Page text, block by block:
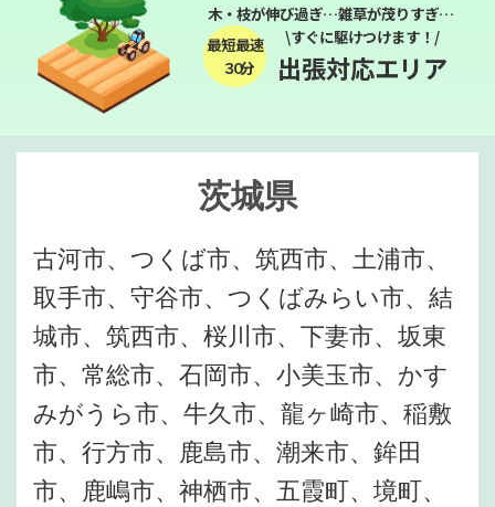
木・枝が伸び過ぎ…雑草が茂りすぎ…
最短最速
３０分
\すぐに駆けつけます！/
出張対応エリア
茨城県
古河市、つくば市、筑西市、土浦市、
取手市、守谷市、つくばみらい市、結
城市、筑西市、桜川市、下妻市、坂東
市、常総市、石岡市、小美玉市、かす
みがうら市、牛久市、龍ヶ崎市、稲敷
市、行方市、鹿島市、潮来市、鉾田
市、鹿嶋市、神栖市、五霞町、境町、